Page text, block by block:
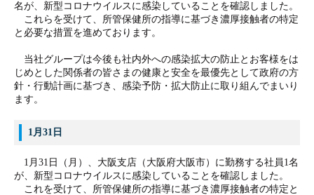
名が、新型コロナウイルスに感染していることを確認しました。
これらを受けて、所管保健所の指導に基づき濃厚接触者の特定
と必要な措置を進めております。
当社グループは今後も社内外への感染拡大の防止とお客様をは
じめとした関係者の皆さまの健康と安全を最優先として政府の方
針・行動計画に基づき、感染予防・拡大防止に取り組んでまいり
ます。
1月31日
1月31日（月）、大阪支店（大阪府大阪市）に勤務する社員1名
が、新型コロナウイルスに感染していることを確認しました。
これを受けて、所管保健所の指導に基づき濃厚接触者の特定と